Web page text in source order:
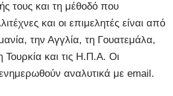
τους και τη μέθοδό που
και οι επιμελητές είναι από
την Αγγλία, τη Γουατεμάλα,
Τουρκία και τις Η.Π.Α. Οι
αναλυτικά με email.